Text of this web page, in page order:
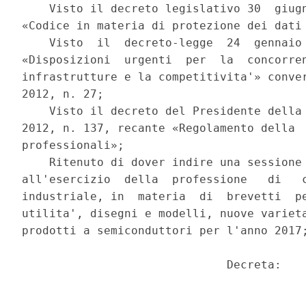
Visto il decreto legislativo 30
«Codice in materia di protezione dei
Visto  il  decreto-legge  24
«Disposizioni  urgenti  per  la
infrastrutture e la competitivita'»
2012, n. 27;
Visto il decreto del Presidente
2012, n. 137, recante «Regolamento
professionali»;
Ritenuto di dover indire una
all'esercizio  della  professione   di
industriale, in  materia  di  brevetti
utilita', disegni e modelli, nuove
prodotti a semiconduttori per l'anno
                              Decreta: